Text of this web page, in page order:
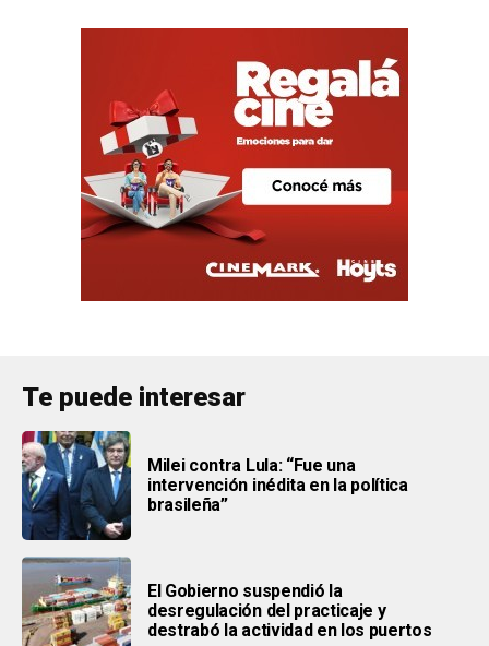
Te puede interesar
Milei contra Lula: “Fue una
intervención inédita en la política
brasileña”
El Gobierno suspendió la
desregulación del practicaje y
destrabó la actividad en los puertos